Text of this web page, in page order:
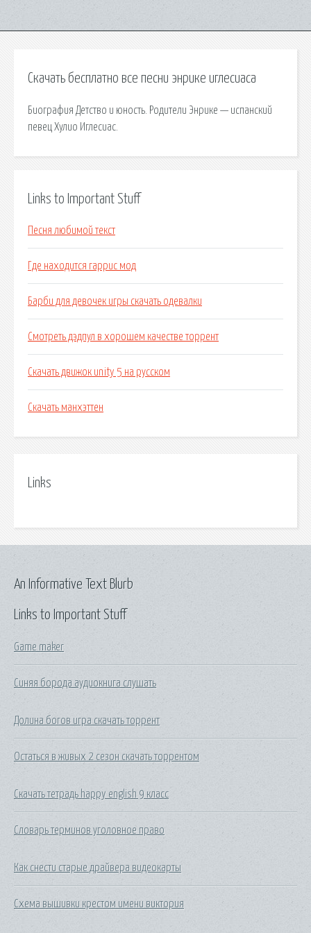
Скачать бесплатно все песни энрике иглесиаса
Биография Детство и юность. Родители Энрике — испанский
певец Хулио Иглесиас.
Links to Important Stuff
Песня любимой текст
Где находится гаррис мод
Барби для девочек игры скачать одевалки
Смотреть дэдпул в хорошем качестве торрент
Скачать движок unity 5 на русском
Скачать манхэттен
Links
Links to Important Stuff
Game maker
Синяя борода аудиокнига слушать
Долина богов игра скачать торрент
Остаться в живых 2 сезон скачать торрентом
Скачать тетрадь happy english 9 класс
Словарь терминов уголовное право
Как снести старые драйвера видеокарты
Схема вышивки крестом имени виктория
An Informative Text Blurb